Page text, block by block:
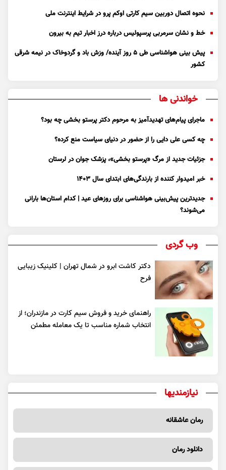
نحوه اتصال دوربین سیم کارتی اوکم پرو در شرایط اینترنت ملی
خط و نشان سرمربی پرسپولیس درباره درز اخبار تیم به بیرون
پیش بینی هواشناسی طی ۵ روز آینده/ وزش باد و گردوخاک در نیمه شرقی
کشور
خواندنی ها
ماجرای پیام‌های تهدیدآمیز به مرحوم دکتر پرستو بخشی چه بود؟
چه کسی علی دایی را از حضور در دنیای سیاست منع کرده؟
جزئیات جدید از مرگ «پرستو بخشی»، پزشک جوان در لرستان
خبر امیدوار کننده از بارندگی‌های ابتدای سال ۱۴۰۳
جدیدترین پیش‌بینی هواشناسی برای روزهای عید | کدام استان‌ها بارانی
می‌شوند؟
وب گردی
دکتر کاشت ابرو در شمال تهران | کلینیک زیبایی
فرح
راهنمای خرید و فروش سیم کارت در مازندران؛ از
انتخاب شماره مناسب تا یک معامله مطمئن
نیازمندیها
رمان عاشقانه
دانلود رمان